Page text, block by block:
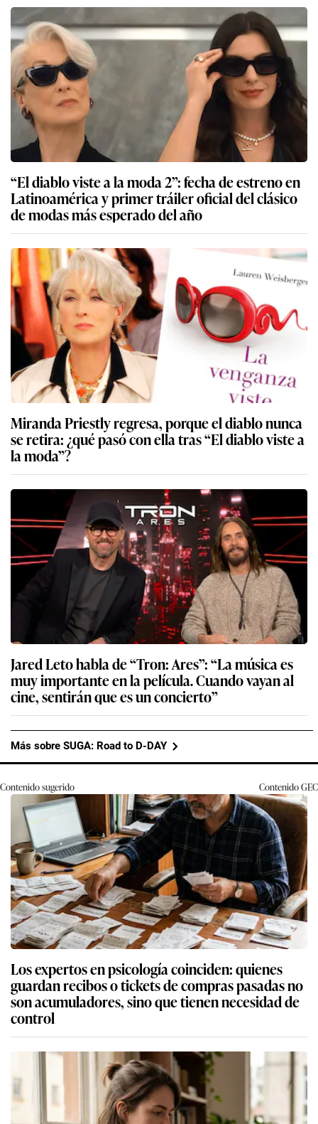
“El diablo viste a la moda 2”: fecha de estreno en
Latinoamérica y primer tráiler oficial del clásico
de modas más esperado del año
Miranda Priestly regresa, porque el diablo nunca
se retira: ¿qué pasó con ella tras “El diablo viste a
la moda”?
Jared Leto habla de “Tron: Ares”: “La música es
muy importante en la película. Cuando vayan al
cine, sentirán que es un concierto”
Más sobre SUGA: Road to D-DAY
Contenido sugerido ContenidoGEC
Los expertos en psicología coinciden: quienes
guardan recibos o tickets de compras pasadas no
son acumuladores, sino que tienen necesidad de
control